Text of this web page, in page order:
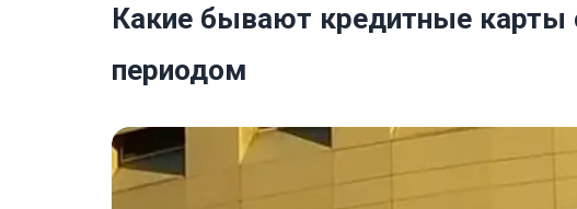
Какие бывают кредитные
периодом